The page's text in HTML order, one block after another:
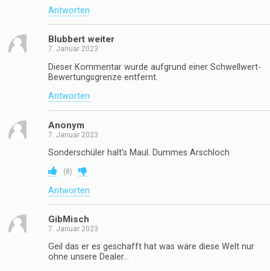
Antworten
Blubbert weiter
7. Januar 2023
Dieser Kommentar wurde aufgrund einer Schwellwert-
Bewertungsgrenze entfernt.
Antworten
Anonym
7. Januar 2023
Sonderschüler halt’s Maul. Dummes Arschloch
(8)
Antworten
GibMisch
7. Januar 2023
Geil das er es geschafft hat was wäre diese Welt nur
ohne unsere Dealer…